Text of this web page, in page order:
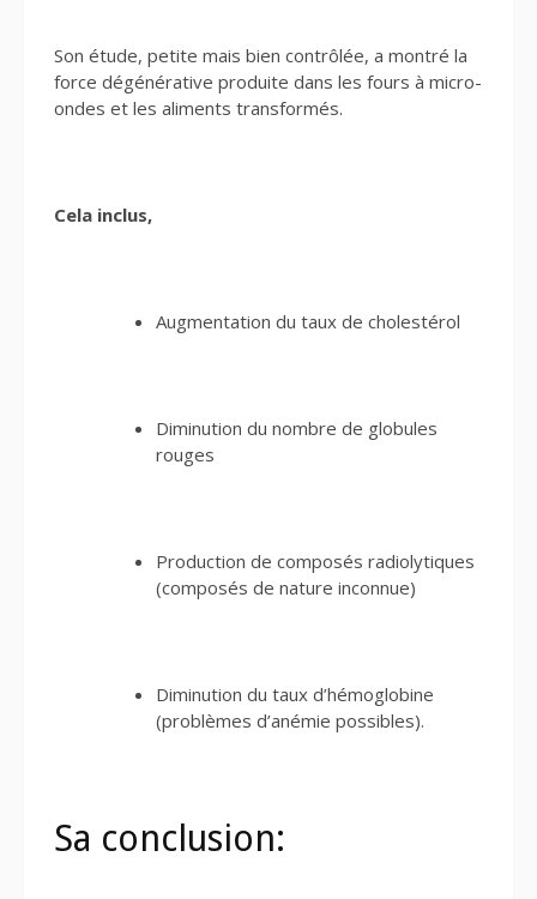
Son étude, petite mais bien contrôlée, a montré la
force dégénérative produite dans les fours à micro-
ondes et les aliments transformés.
Cela inclus,
Augmentation du taux de cholestérol
Diminution du nombre de globules
rouges
Production de composés radiolytiques
(composés de nature inconnue)
Diminution du taux d’hémoglobine
(problèmes d’anémie possibles).
Sa conclusion: